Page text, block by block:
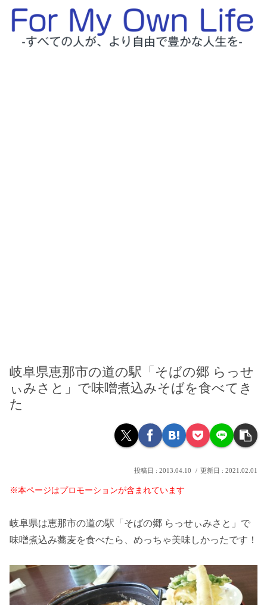
岐阜県恵那市の道の駅「そばの郷 らっせ
ぃみさと」で味噌煮込みそばを食べてき
た
2013.04.10 2021.02.01
※本ページはプロモーションが含まれています
岐阜県は恵那市の道の駅「そばの郷 らっせぃみさと」で
味噌煮込み蕎麦を食べたら、めっちゃ美味しかったです！